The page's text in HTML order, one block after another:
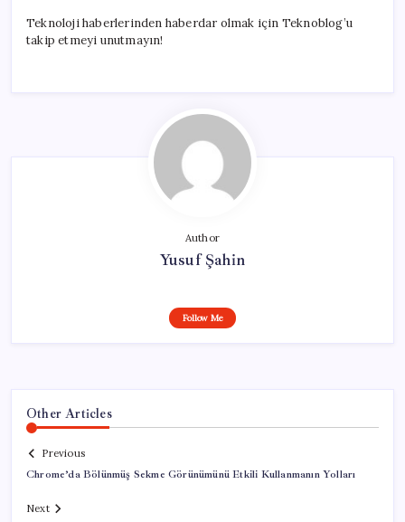
Teknoloji haberlerinden haberdar olmak için Teknoblog’u
takip etmeyi unutmayın!
Author
Yusuf Şahin
Follow Me
Other Articles
Previous
Chrome’da Bölünmüş Sekme Görünümünü Etkili Kullanmanın Yolları
Next